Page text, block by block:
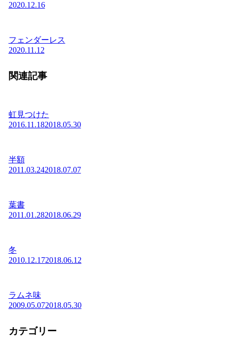
2020.12.16
フェンダーレス
2020.11.12
関連記事
虹見つけた
2016.11.182018.05.30
半額
2011.03.242018.07.07
葉書
2011.01.282018.06.29
冬
2010.12.172018.06.12
ラムネ味
2009.05.072018.05.30
カテゴリー